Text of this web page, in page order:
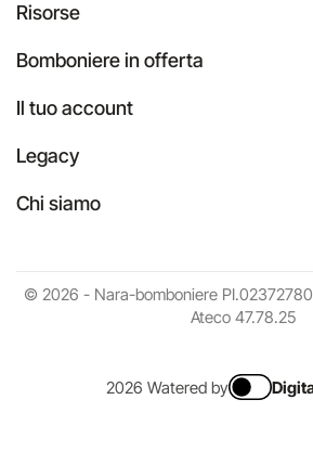
Risorse
Bomboniere in offerta
Il tuo account
Legacy
Chi siamo
© 2026 - Nara-bomboniere
Ateco 47.78.25
2026 Watered by